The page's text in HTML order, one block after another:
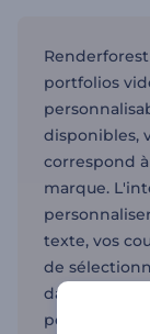
portfolios
disponibles,
correspond
marque.
texte, vos
de
dans la